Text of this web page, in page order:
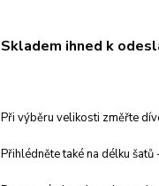
Skladem ihned k
Při výběru velikosti změřte
Přihlédněte také na délku